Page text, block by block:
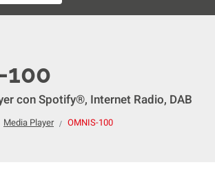
100
con Spotify®, Internet Radio, DAB
Media Player OMNIS-100